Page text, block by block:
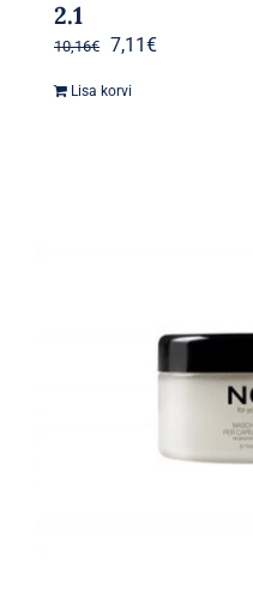
2.1
10,16€ Algne
7,11€Praegune
Lisa korvi